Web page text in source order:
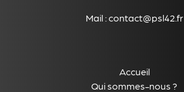
Mail :contact@psl42.fr
Accueil
Qui sommes-nous ?